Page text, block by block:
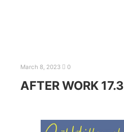
March 8, 2023 0
AFTER WORK 17.3